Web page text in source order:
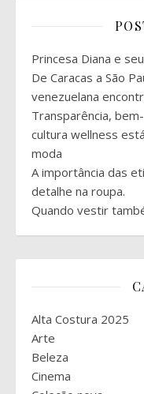
Princesa Diana e
De Caracas a São
venezuelana
Transparência,
cultura wellness
moda
A importância das
detalhe na roupa.
Quando vestir
Alta Costura 2025
Arte
Beleza
Cinema